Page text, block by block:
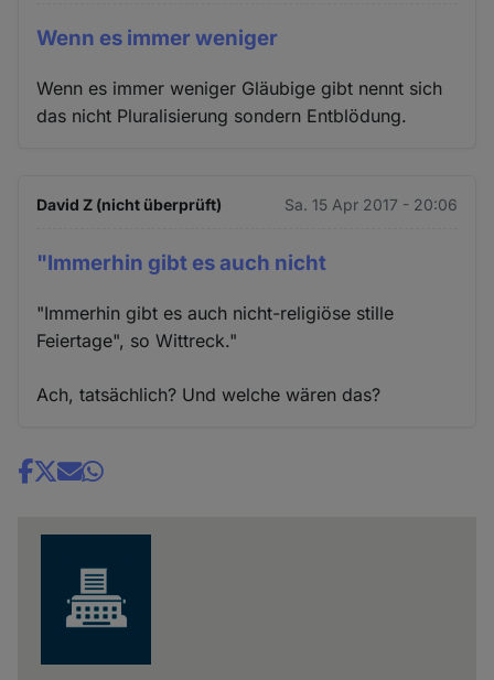
Wenn es immer weniger
Wenn es immer weniger Gläubige gibt nennt sich
das nicht Pluralisierung sondern Entblödung.
David Z (nicht überprüft) Sa. 15 Apr 2017 - 20:06
"Immerhin gibt es auch nicht
"Immerhin gibt es auch nicht-religiöse stille
Feiertage", so Wittreck."
Ach, tatsächlich? Und welche wären das?
Share